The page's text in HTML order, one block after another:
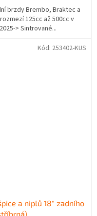
brzdy Brembo, Braktec a
125cc až 500cc v
> Sintrované...
a niplů 18" zadního
Kód: 253402-KUS